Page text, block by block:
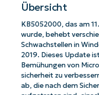
Übersicht
KB5052000, das am
wurde, behebt
Schwachstellen in
2019. Dieses Update
Bemühungen von
sicherheit zu
ab, die nach dem